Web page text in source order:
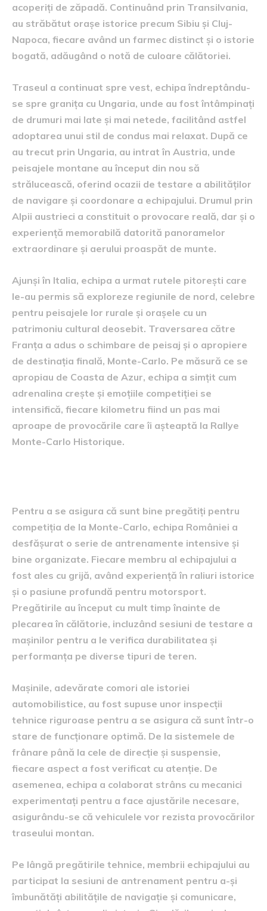
acoperiți de zăpadă. Continuând prin Transilvania,
au străbătut orașe istorice precum Sibiu și Cluj-
Napoca, fiecare având un farmec distinct și o istorie
bogată, adăugând o notă de culoare călătoriei.
Traseul a continuat spre vest, echipa îndreptându-
se spre granița cu Ungaria, unde au fost întâmpinați
de drumuri mai late și mai netede, facilitând astfel
adoptarea unui stil de condus mai relaxat. După ce
au trecut prin Ungaria, au intrat în Austria, unde
peisajele montane au început din nou să
strălucească, oferind ocazii de testare a abilităților
de navigare și coordonare a echipajului. Drumul prin
Alpii austrieci a constituit o provocare reală, dar și o
experiență memorabilă datorită panoramelor
extraordinare și aerului proaspăt de munte.
Ajunși în Italia, echipa a urmat rutele pitorești care
le-au permis să exploreze regiunile de nord, celebre
pentru peisajele lor rurale și orașele cu un
patrimoniu cultural deosebit. Traversarea către
Franța a adus o schimbare de peisaj și o apropiere
de destinația finală, Monte-Carlo. Pe măsură ce se
apropiau de Coasta de Azur, echipa a simțit cum
adrenalina crește și emoțiile competiției se
intensifică, fiecare kilometru fiind un pas mai
aproape de provocările care îi așteaptă la Rallye
Monte-Carlo Historique.
Pentru a se asigura că sunt bine pregătiți pentru
competiția de la Monte-Carlo, echipa României a
desfășurat o serie de antrenamente intensive și
bine organizate. Fiecare membru al echipajului a
fost ales cu grijă, având experiență în raliuri istorice
și o pasiune profundă pentru motorsport.
Pregătirile au început cu mult timp înainte de
plecarea în călătorie, incluzând sesiuni de testare a
mașinilor pentru a le verifica durabilitatea și
performanța pe diverse tipuri de teren.
Mașinile, adevărate comori ale istoriei
automobilistice, au fost supuse unor inspecții
tehnice riguroase pentru a se asigura că sunt într-o
stare de funcționare optimă. De la sistemele de
frânare până la cele de direcție și suspensie,
fiecare aspect a fost verificat cu atenție. De
asemenea, echipa a colaborat strâns cu mecanici
experimentați pentru a face ajustările necesare,
asigurându-se că vehiculele vor rezista provocărilor
traseului montan.
Pe lângă pregătirile tehnice, membrii echipajului au
participat la sesiuni de antrenament pentru a-și
îmbunătăți abilitățile de navigație și comunicare,